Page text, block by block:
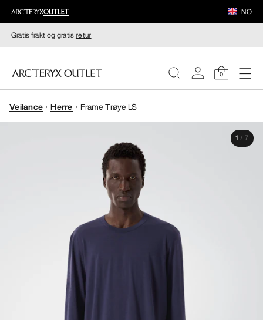
NO
Gratis frakt og gratisretur
0
DAMER
Veilance Herre Frame Trøye LS
1 / 7